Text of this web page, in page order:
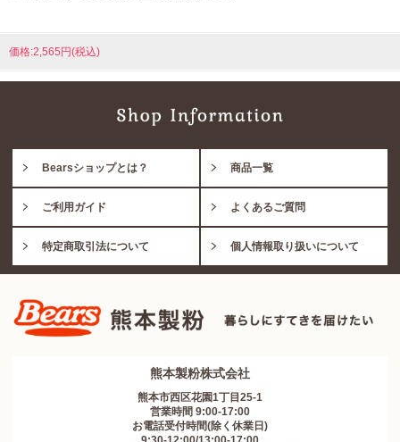
価格:2,565円(税込)
Bearsショップとは？ 商品一覧
ご利用ガイド よくあるご質問
特定商取引法について 個人情報取り扱いについて
熊本製粉株式会社
熊本市西区花園1丁目25-1
営業時間 9:00-17:00
お電話受付時間(除く休業日)